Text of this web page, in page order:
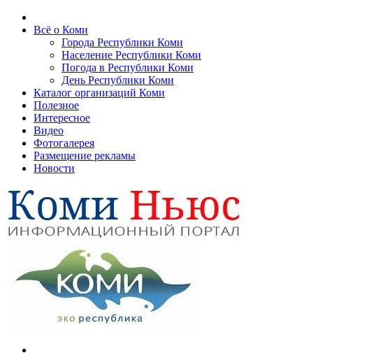
Всё о Коми
Города Республики Коми
Население Республики Коми
Погода в Республики Коми
День Республики Коми
Каталог организаций Коми
Полезное
Интересное
Видео
Фотогалерея
Размещение рекламы
Новости